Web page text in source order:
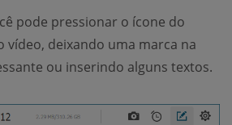
pode pressionar o ícone do
vídeo, deixando uma marca na
ou inserindo alguns textos.